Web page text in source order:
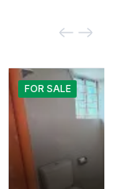
FOR SALE